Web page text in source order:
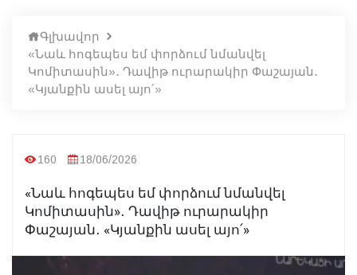
Գլխավոր
«Նաև հոգեպես եմ փորձում նմանվել
Կոմիտասին»․ Դավիթ ուրարակիր Փաշայան․
«Կյանքին ասել այո՛»
160 18/06/2026
«Նաև հոգեպես եմ փորձում նմանվել
Կոմիտասին»․ Դավիթ ուրարակիր
Փաշայան․ «Կյանքին ասել այո՛»